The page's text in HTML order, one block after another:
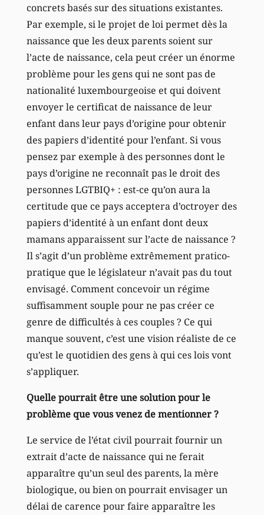
concrets basés sur des situations existantes.
Par exemple, si le projet de loi permet dès la
naissance que les deux parents soient sur
l’acte de naissance, cela peut créer un énorme
problème pour les gens qui ne sont pas de
nationalité luxembourgeoise et qui doivent
envoyer le certificat de naissance de leur
enfant dans leur pays d’origine pour obtenir
des papiers d’identité pour l’enfant. Si vous
pensez par exemple à des personnes dont le
pays d’origine ne reconnaît pas le droit des
personnes LGTBIQ+ : est-ce qu’on aura la
certitude que ce pays acceptera d’octroyer des
papiers d’identité à un enfant dont deux
mamans apparaissent sur l’acte de naissance ?
Il s’agit d’un problème extrêmement pratico-
pratique que le législateur n’avait pas du tout
envisagé. Comment concevoir un régime
suffisamment souple pour ne pas créer ce
genre de difficultés à ces couples ? Ce qui
manque souvent, c’est une vision réaliste de ce
qu’est le quotidien des gens à qui ces lois vont
s’appliquer.
Quelle pourrait être une solution pour le
problème que vous venez de mentionner ?
Le service de l’état civil pourrait fournir un
extrait d’acte de naissance qui ne ferait
apparaître qu’un seul des parents, la mère
biologique, ou bien on pourrait envisager un
délai de carence pour faire apparaître les